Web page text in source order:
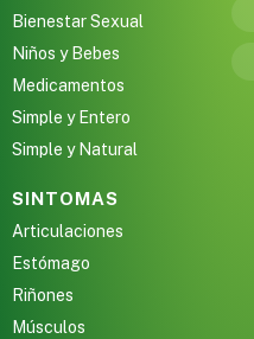
Bienestar Sexual
Niños y Bebes
Medicamentos
Simple y Entero
Simple y Natural
SINTOMAS
Articulaciones
Estómago
Riñones
Músculos